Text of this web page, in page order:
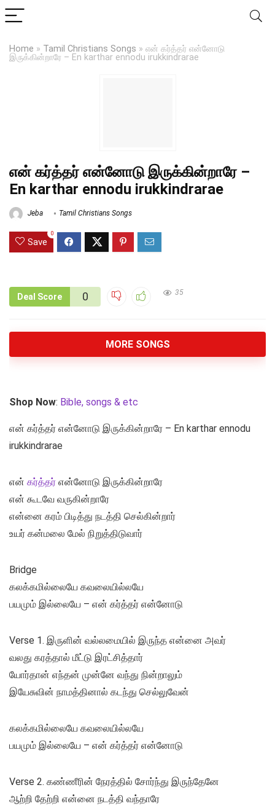
Home » Tamil Christians Songs » என் கர்த்தர் என்னோடு
இருக்கின்றாரே – En karthar ennodu irukkindrarae
என் கர்த்தர் என்னோடு இருக்கின்றாரே –
En karthar ennodu irukkindrarae
Jeba Tamil Christians Songs
Save
0
Deal Score 0 35
MORE SONGS
Shop Now: Bible, songs & etc
என் கர்த்தர் என்னோடு இருக்கின்றாரே – En karthar ennodu
irukkindrarae
என் கர்த்தர் என்னோடு இருக்கின்றாரே
என் கூடவே வருகின்றாரே
என்னை கரம் பிடித்து நடத்தி செல்கின்றார்
உயர் கன்மலை மேல் நிறுத்திடுவார்
Bridge
கலக்கமில்லையே கவலையில்லயே
பயமும் இல்லையே – என் கர்த்தர் என்னோடு
Verse 1. இருளின் வல்லமையில் இருந்த என்னை அவர்
வலது கரத்தால் மீட்டு இரட்சித்தார்
யோர்தான் எந்தன் முன்னே வந்து நின்றாலும்
இயேசுவின் நாமத்தினால் கடந்து செல்லுவேன்
கலக்கமில்லையே கவலையில்லயே
பயமும் இல்லையே – என் கர்த்தர் என்னோடு
Verse 2. கண்ணீரின் நேரத்தில் சோர்ந்து இருந்தேனே
ஆற்றி தேற்றி என்னை நடத்தி வந்தாரே